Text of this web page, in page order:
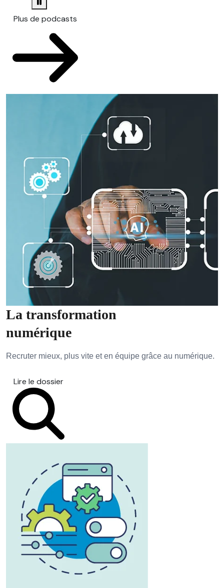
Plus de podcasts
La transformation
numérique
Recruter mieux, plus vite et en équipe grâce au numérique.
Lire le dossier